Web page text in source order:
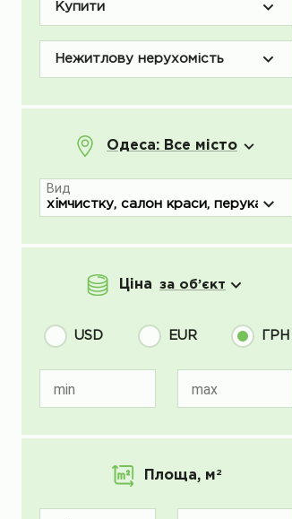
Купити
Нежитлову нерухомість
Одеса: Все місто
Вид
Ціна за об’єкт
USD EUR ГРН
min max
Площа, м 2